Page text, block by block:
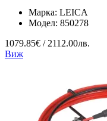
Марка: LEICA
Модел: 850278
1079.85€ / 2112.00лв.
Виж